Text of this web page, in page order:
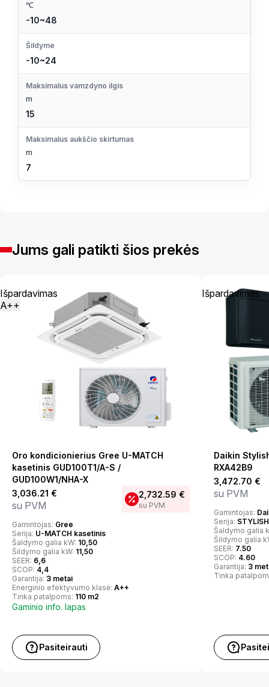
℃
-10~48
Šildyme
-10~24
Maksimalus vamzdyno ilgis
m
15
Maksimalus aukščio skirtumas
m
7
Jums gali patikti šios prekės
Išpardavimas
A++
Oro kondicionierius Gree U-MATCH
kasetinis GUD100T1/A-S /
GUD100W1/NHA-X
3,036.21 €
su PVM
2,732.59 €
su PVM
Gamintojas: Gree
Serija: U-MATCH kasetinis
Šaldymo galia kW: 10,50
Šildymo galia kW: 11,50
SEER: 6,6
SCOP: 4,4
Garantija: 3 metai
Energinio efektyvumo klasė: A++
Tinka patalpoms: 110 m2
Gaminio info. lapas
Pasiteirauti
Išpardavimas
Daikin
RXA42B9
3,472.70 €
su PVM
Gamintojas:
Serija: STYLISH
Šaldymo galia
Šildymo galia
SEER: 7.50
SCOP: 4.60
Garantija: 3
Tinka